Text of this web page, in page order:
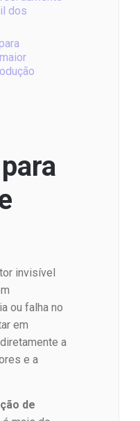
dos
invisível
ou falha no
em
a
e a
de